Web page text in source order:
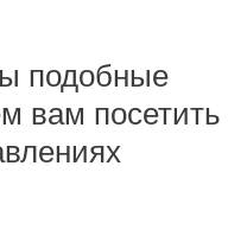
подобные
вам посетить